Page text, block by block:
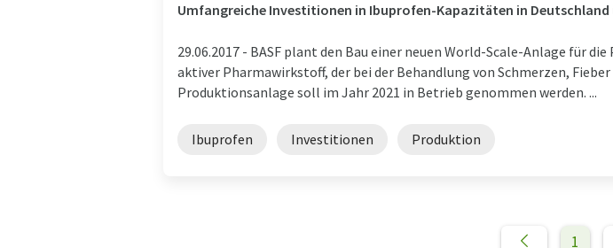
Umfangreiche Investitionen in Ibuprofen-Kapazitäten in Deutschland
29.06.2017 - BASF plant den Bau einer neuen World-Scale-Anlage für
aktiver Pharmawirkstoff, der bei der Behandlung von Schmerzen,
Produktionsanlage soll im Jahr 2021 in Betrieb genommen werden. ...
Ibuprofen Investitionen Produktion
1